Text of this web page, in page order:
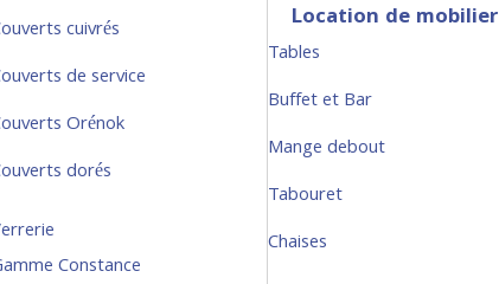
cuivrés
de service
Orénok
dorés
Constance
Location de mobilier
Tables
Buffet et Bar
Mange debout
Tabouret
Chaises